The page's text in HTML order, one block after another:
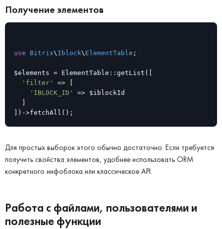
Получение элементов
use Bitrix\ Iblock\ ElementTable ;
$elements = ElementTable::getList([
'filter'
=> [
'IBLOCK_ID'
=> $iblockId
])->fetchAll();
Для простых выборок этого обычно достаточно. Если требуется
получить свойства элементов, удобнее использовать ORM
конкретного инфоблока или классическое API.
Работа с файлами, пользователями и
полезные функции